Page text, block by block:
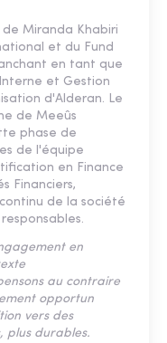
de Miranda Khabiri
et du Fund
en tant que
et Gestion
d'Alderan. Le
de Meeûs
phase de
de l'équipe
en Finance
Financiers,
de la société
en
au contraire
opportun
vers des
plus durables.